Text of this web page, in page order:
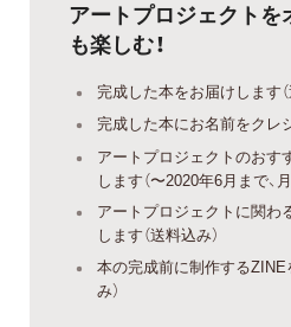
アートプロジェクト
も楽しむ！
完成した本をお届けします（
完成した本にお名前をクレ
アートプロジェクトのおす
します（〜2020年6月まで、月
アートプロジェクトに関わ
します（送料込み）
本の完成前に制作するZINE
み）